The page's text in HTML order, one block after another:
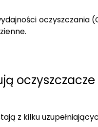
z kilku